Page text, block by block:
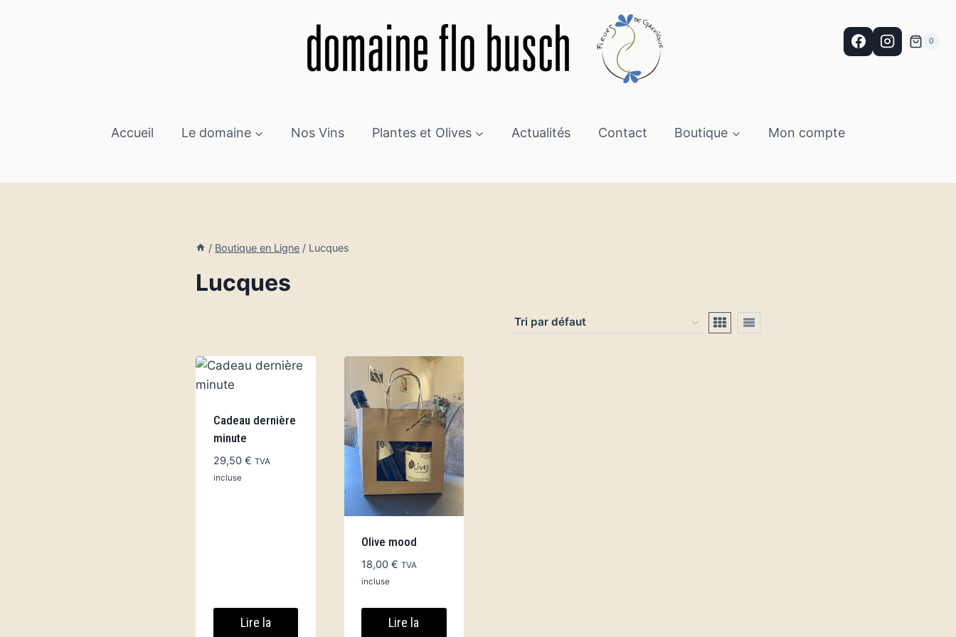
0
Accueil Le domaine Nos Vins Plantes et Olives Actualités Contact Boutique Mon compte
/ Boutique en Ligne / Lucques
Lucques
Cadeau dernière
minute
29,50 € TVA
incluse
Lire la
Olive mood
18,00 € TVA
incluse
Lire la